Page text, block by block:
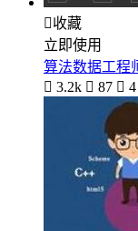
收藏
立即使用
算法数据工程
 3.2k  87  4